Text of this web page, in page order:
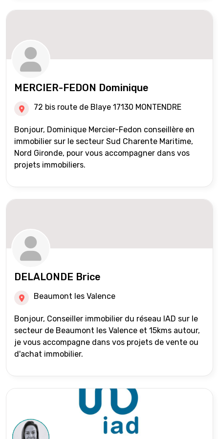
MERCIER-FEDON Dominique
72 bis route de Blaye 17130 MONTENDRE
Bonjour, Dominique Mercier-Fedon conseillère en
immobilier sur le secteur Sud Charente Maritime,
Nord Gironde, pour vous accompagner dans vos
projets immobiliers.
DELALONDE Brice
Beaumont les Valence
Bonjour, Conseiller immobilier du réseau IAD sur le
secteur de Beaumont les Valence et 15kms autour,
je vous accompagne dans vos projets de vente ou
d'achat immobilier.